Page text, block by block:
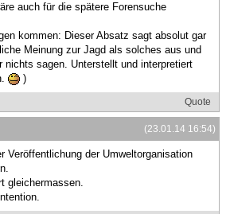
auch für die spätere Forensuche
kommen: Dieser Absatz sagt absolut gar
Meinung zur Jagd als solches aus und
nichts sagen. Unterstellt und interpretiert
)
Quote
(23.01.14 16:54)
Veröffentlichung der Umweltorganisation
gleichermassen.